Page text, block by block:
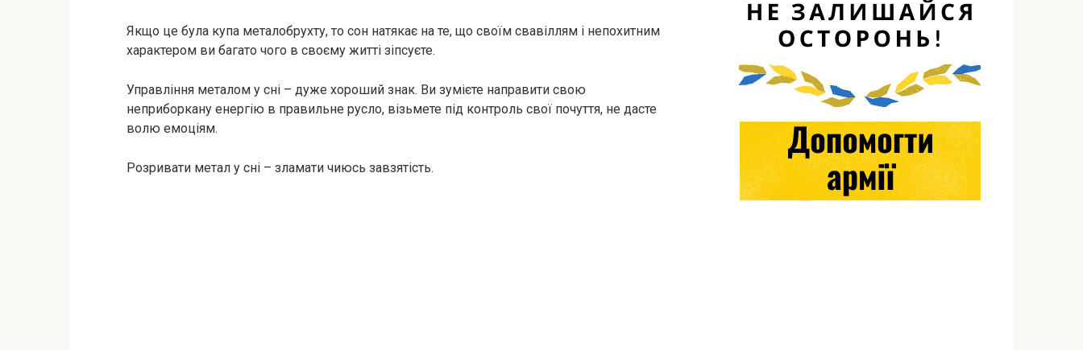
Якщо це була купа металобрухту, то сон натякає на те, що своїм свавіллям і непохитним
характером ви багато чого в своєму житті зіпсуєте.
Управління металом у сні – дуже хороший знак. Ви зумієте направити свою
неприборкану енергію в правильне русло, візьмете під контроль свої почуття, не дасте
волю емоціям.
Розривати метал у сні – зламати чиюсь завзятість.